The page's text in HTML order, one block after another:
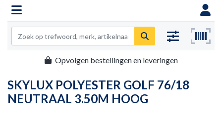
Opvolgen bestellingen en leveringen
SKYLUX POLYESTER GOLF 76/18
NEUTRAAL 3.50M HOOG